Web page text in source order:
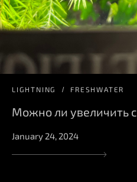
LIGHTNING FRESHWATER
Можно ли увеличить
January 24, 2024